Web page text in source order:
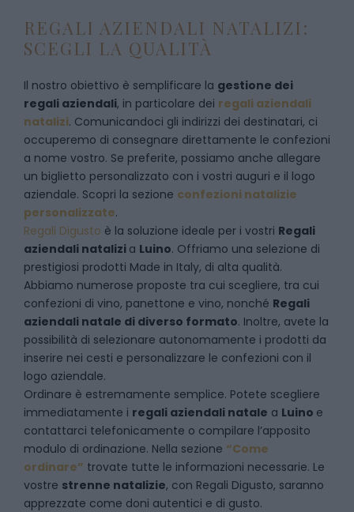
REGALI AZIENDALI NATALIZI:
SCEGLI LA QUALITÀ
Il nostro obiettivo è semplificare la gestione dei
regali aziendali, in particolare dei regali aziendali
natalizi. Comunicandoci gli indirizzi dei destinatari, ci
occuperemo di consegnare direttamente le confezioni
a nome vostro. Se preferite, possiamo anche allegare
un biglietto personalizzato con i vostri auguri e il logo
aziendale. Scopri la sezione confezioni natalizie
personalizzate.
Regali Digusto è la soluzione ideale per i vostri Regali
aziendali natalizi a Luino. Offriamo una selezione di
prestigiosi prodotti Made in Italy, di alta qualità.
Abbiamo numerose proposte tra cui scegliere, tra cui
confezioni di vino, panettone e vino, nonché Regali
aziendali natale di diverso formato. Inoltre, avete la
possibilità di selezionare autonomamente i prodotti da
inserire nei cesti e personalizzare le confezioni con il
logo aziendale.
Ordinare è estremamente semplice. Potete scegliere
immediatamente i regali aziendali natale a Luino e
contattarci telefonicamente o compilare l’apposito
modulo di ordinazione. Nella sezione “Come
ordinare” trovate tutte le informazioni necessarie. Le
vostre strenne natalizie, con Regali Digusto, saranno
apprezzate come doni autentici e di gusto.